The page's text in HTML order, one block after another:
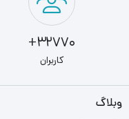
32770+
کاربران
وبلاگ